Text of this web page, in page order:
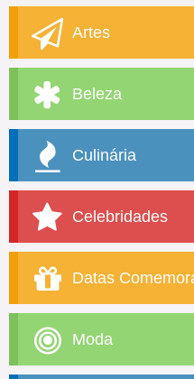
Artes
Beleza
Culinária
Celebridades
Datas
Moda